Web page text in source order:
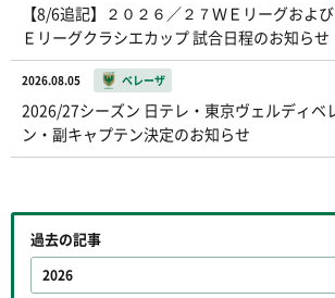
【8/6追記】２０２６／２７ＷＥリーグおよ
Ｅリーグクラシエカップ 試合日程のお知らせ
2026.08.05 ベレーザ
2026/27シーズン 日テレ・東京ヴェルディベ
ン・副キャプテン決定のお知らせ
過去の記事
2026